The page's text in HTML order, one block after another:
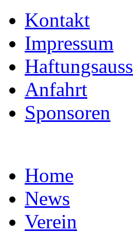
Kontakt
Impressum
Anfahrt
Sponsoren
Home
News
Verein